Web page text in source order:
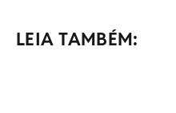
LEIA TAMBÉM: